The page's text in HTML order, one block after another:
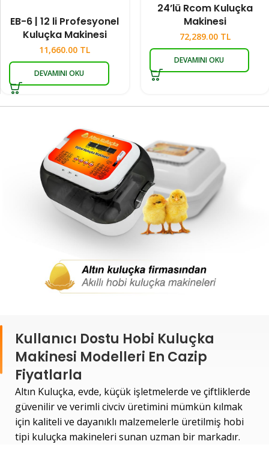
EB-6 | 12 li Profesyonel
Kuluçka Makinesi
11,660.00 TL
DEVAMINI OKU
24’lü Rcom Kuluçka
Makinesi
72,289.00 TL
DEVAMINI OKU
Kullanıcı Dostu Hobi Kuluçka
Makinesi Modelleri En Cazip
Fiyatlarla
Altın Kuluçka, evde, küçük işletmelerde ve çiftliklerde
güvenilir ve verimli civciv üretimini mümkün kılmak
için kaliteli ve dayanıklı malzemelerle üretilmiş hobi
tipi kuluçka makineleri sunan uzman bir markadır.